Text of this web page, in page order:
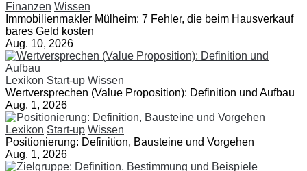
Finanzen Wissen
Immobilienmakler Mülheim: 7 Fehler, die beim Hausverkauf
bares Geld kosten
Aug. 10, 2026
Lexikon Start-up Wissen
Wertversprechen (Value Proposition): Definition und Aufbau
Aug. 1, 2026
Lexikon Start-up Wissen
Positionierung: Definition, Bausteine und Vorgehen
Aug. 1, 2026